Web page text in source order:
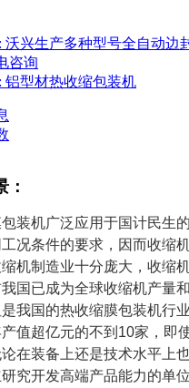
: 沃兴生产多种型号全自动边
咨询
: 铝型材热收缩包装机
：
装机广泛应用于国计民生
况条件的要求，因而收缩
机制造业十分庞大，收缩
国已成为全球收缩机产量
我国的热收缩膜包装机行
值超亿元的不到10家，即
在装备上还是技术水平上
究开发高端产品能力的单